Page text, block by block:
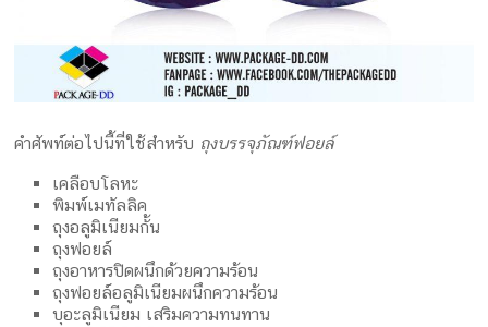
คำศัพท์ต่อไปนี้ที่ใช้สำหรับ ถุงบรรจุภัณฑ์ฟอยล์
เคลือบโลหะ
พิมพ์เมทัลลิค
ถุงอลูมิเนียมกั้น
ถุงฟอยล์
ถุงอาหารปิดผนึกด้วยความร้อน
ถุงฟอยล์อลูมิเนียมผนึกความร้อน
บุอะลูมิเนียม เสริมความทนทาน